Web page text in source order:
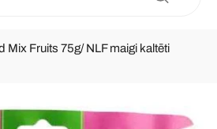
Mix Fruits 75g/ NLF maigi kaltēti